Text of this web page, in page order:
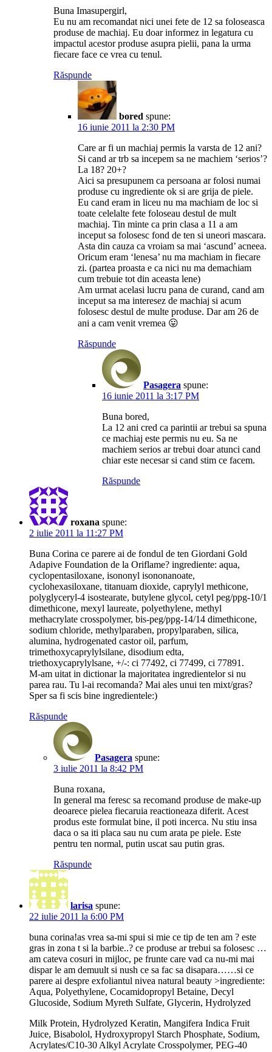
Buna Imasupergirl,
Eu nu am recomandat nici unei fete de 12 sa foloseasca
produse de machiaj. Eu doar informez in legatura cu
impactul acestor produse asupra pielii, pana la urma
fiecare face ce vrea cu tenul.
Răspunde
bored spune:
16 iunie 2011 la 2:30 PM
Care ar fi un machiaj permis la varsta de 12 ani?
Si cand ar trb sa incepem sa ne machiem ‘serios’?
La 18? 20+?
Aici sa presupunem ca persoana ar folosi numai
produse cu ingrediente ok si are grija de piele.
Eu cand eram in liceu nu ma machiam de loc si
toate celelalte fete foloseau destul de mult
machiaj. Tin minte ca prin clasa a 11 a am
inceput sa folosesc fond de ten si uneori mascara.
Asta din cauza ca vroiam sa mai ‘ascund’ acneea.
Oricum eram ‘lenesa’ nu ma machiam in fiecare
zi. (partea proasta e ca nici nu ma demachiam
cum trebuie tot din aceasta lene)
Am urmat acelasi lucru pana de curand, cand am
inceput sa ma interesez de machiaj si acum
folosesc destul de multe produse. Dar am 26 de
ani a cam venit vremea 😛
Răspunde
Pasagera spune:
16 iunie 2011 la 3:17 PM
Buna bored,
La 12 ani cred ca parintii ar trebui sa spuna
ce machiaj este permis nu eu. Sa ne
machiem serios ar trebui doar atunci cand
chiar este necesar si cand stim ce facem.
Răspunde
roxana spune:
2 iulie 2011 la 11:27 PM
Buna Corina ce parere ai de fondul de ten Giordani Gold
Adapive Foundation de la Oriflame? ingrediente: aqua,
cyclopentasiloxane, isononyl isononanoate,
cyclohexasiloxane, titanuam dioxide, caprylyl methicone,
polyglyceryl-4 isostearate, butylene glycol, cetyl peg/ppg-10/1
dimethicone, mexyl laureate, polyethylene, methyl
methacrylate crosspolymer, bis-peg/ppg-14/14 dimethicone,
sodium chloride, methylparaben, propylparaben, silica,
alumina, hydrogenated castor oil, parfum,
trimethoxycaprylylsilane, disodium edta,
triethoxycaprylylsane, +/-: ci 77492, ci 77499, ci 77891.
M-am uitat in dictionar la majoritatea ingredientelor si nu
parea rau. Tu l-ai recomanda? Mai ales unui ten mixt/gras?
Sper sa fi scis bine ingredientele:)
Răspunde
Pasagera spune:
3 iulie 2011 la 8:42 PM
Buna roxana,
In general ma feresc sa recomand produse de make-up
deoarece pielea fiecaruia reactioneaza diferit. Acest
produs este formulat bine, il poti incerca. Nu stiu insa
daca o sa iti placa sau nu cum arata pe piele. Este
pentru ten normal, putin uscat sau putin gras.
Răspunde
larisa spune:
22 iulie 2011 la 6:00 PM
buna corina!as vrea sa-mi spui si mie ce tip de ten am ? este
gras in zona t si la barbie..? ce produse ar trebui sa folosesc …
am cateva cosuri in mijloc, pe frunte care vad ca nu-mi mai
dispar le am demuult si nush ce sa fac sa disapara……si ce
parere ai despre exfoliantul nivea natural beauty >ingrediente:
Aqua, Polyethylene, Cocamidopropyl Betaine, Decyl
Glucoside, Sodium Myreth Sulfate, Glycerin, Hydrolyzed
Milk Protein, Hydrolyzed Keratin, Mangifera Indica Fruit
Juice, Bisabolol, Hydroxypropyl Starch Phosphate, Sodium,
Acrylates/C10-30 Alkyl Acrylate Crosspolymer, PEG-40